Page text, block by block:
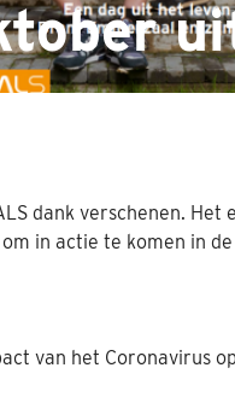
dank verschenen.
in actie te komen in
van het Coronavirus